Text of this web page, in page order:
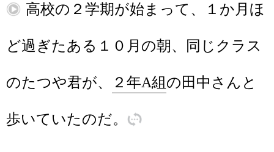
再 高校の ２ 学期が始ま って 、 １ か 月 ほ
ど過 ぎたある １０ 月 の朝、 同 じ クラス
のたつや君が、 ２ 年A組の田中 さん と
歩いていたのだ。 訳